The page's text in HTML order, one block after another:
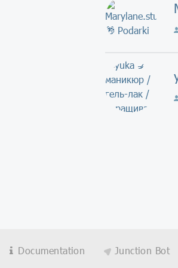
Documentation Junction Bot